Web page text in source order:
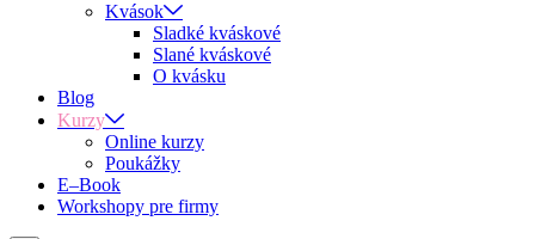
Kvások
Sladké kváskové
Slané kváskové
O kvásku
Blog
Kurzy
Online kurzy
Poukážky
E–Book
Workshopy pre firmy